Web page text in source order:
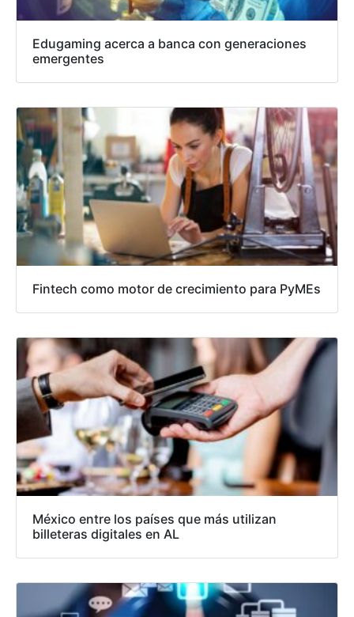
Edugaming acerca a banca con generaciones
emergentes
Fintech como motor de crecimiento para PyMEs
México entre los países que más utilizan
billeteras digitales en AL